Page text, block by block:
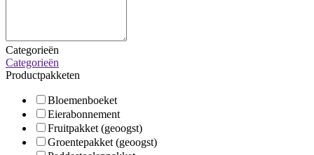
Categorieën
Categorieën
Productpakketen
Bloemenboeket
Eierabonnement
Fruitpakket (geoogst)
Groentepakket (geoogst)